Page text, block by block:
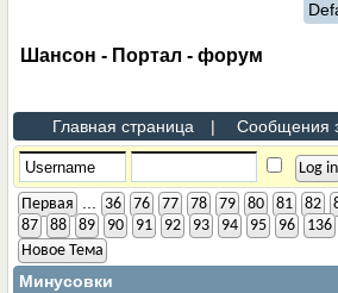
Шансон - Портал - форум
Главная страница | Сообщения
Первая 36 76 77 78 79 80 81 82
87
88 89 90 91 92 93 94 95 96 136
Новое Тема
Минусовки